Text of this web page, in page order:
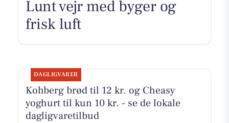
Lunt vejr med byger og
frisk luft
DAGLIGVARER
Kohberg brød til 12 kr. og Cheasy
yoghurt til kun 10 kr. - se de lokale
dagligvaretilbud